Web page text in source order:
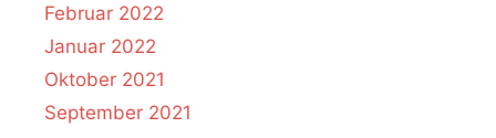
Februar 2022
Januar 2022
Oktober 2021
September 2021